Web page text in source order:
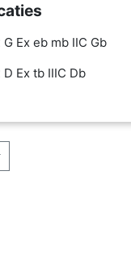
G Ex eb mb IIC Gb
D Ex tb IIIC Db